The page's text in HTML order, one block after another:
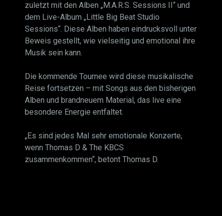
zuletzt mit den Alben „M.A.R.S. Sessions II“ und
dem Live-Album „Little Big Beat Studio
Sessions“. Diese Alben haben eindrucksvoll unter
Beweis gestellt, wie vielseitig und emotional ihre
Musik sein kann.
Die kommende Tournee wird diese musikalische
Reise fortsetzen – mit Songs aus den bisherigen
Alben und brandneuem Material, das live eine
besondere Energie entfaltet.
„Es sind jedes Mal sehr emotionale Konzerte,
wenn Thomas D & The KBCS
zusammenkommen“, betont Thomas D.